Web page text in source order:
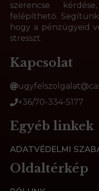
szerencse
felépíthető.
hogy a pénzügyeid
stresszt.
Kapcsolat
+36/70-334-5177
Egyéb linkek
ADATVÉDELMI
Oldaltérkép